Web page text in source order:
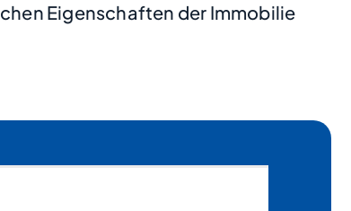
Eigenschaften der Immobilie